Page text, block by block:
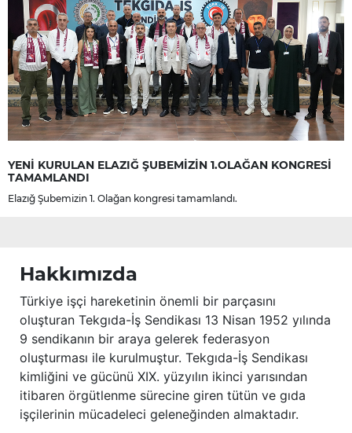
YENİ KURULAN ELAZIĞ ŞUBEMİZİN 1.OLAĞAN KONGRESİ
TAMAMLANDI
Elazığ Şubemizin 1. Olağan kongresi tamamlandı.
Hakkımızda
Türkiye işçi hareketinin önemli bir parçasını
oluşturan Tekgıda-İş Sendikası 13 Nisan 1952 yılında
9 sendikanın bir araya gelerek federasyon
oluşturması ile kurulmuştur. Tekgıda-İş Sendikası
kimliğini ve gücünü XIX. yüzyılın ikinci yarısından
itibaren örgütlenme sürecine giren tütün ve gıda
işçilerinin mücadeleci geleneğinden almaktadır.